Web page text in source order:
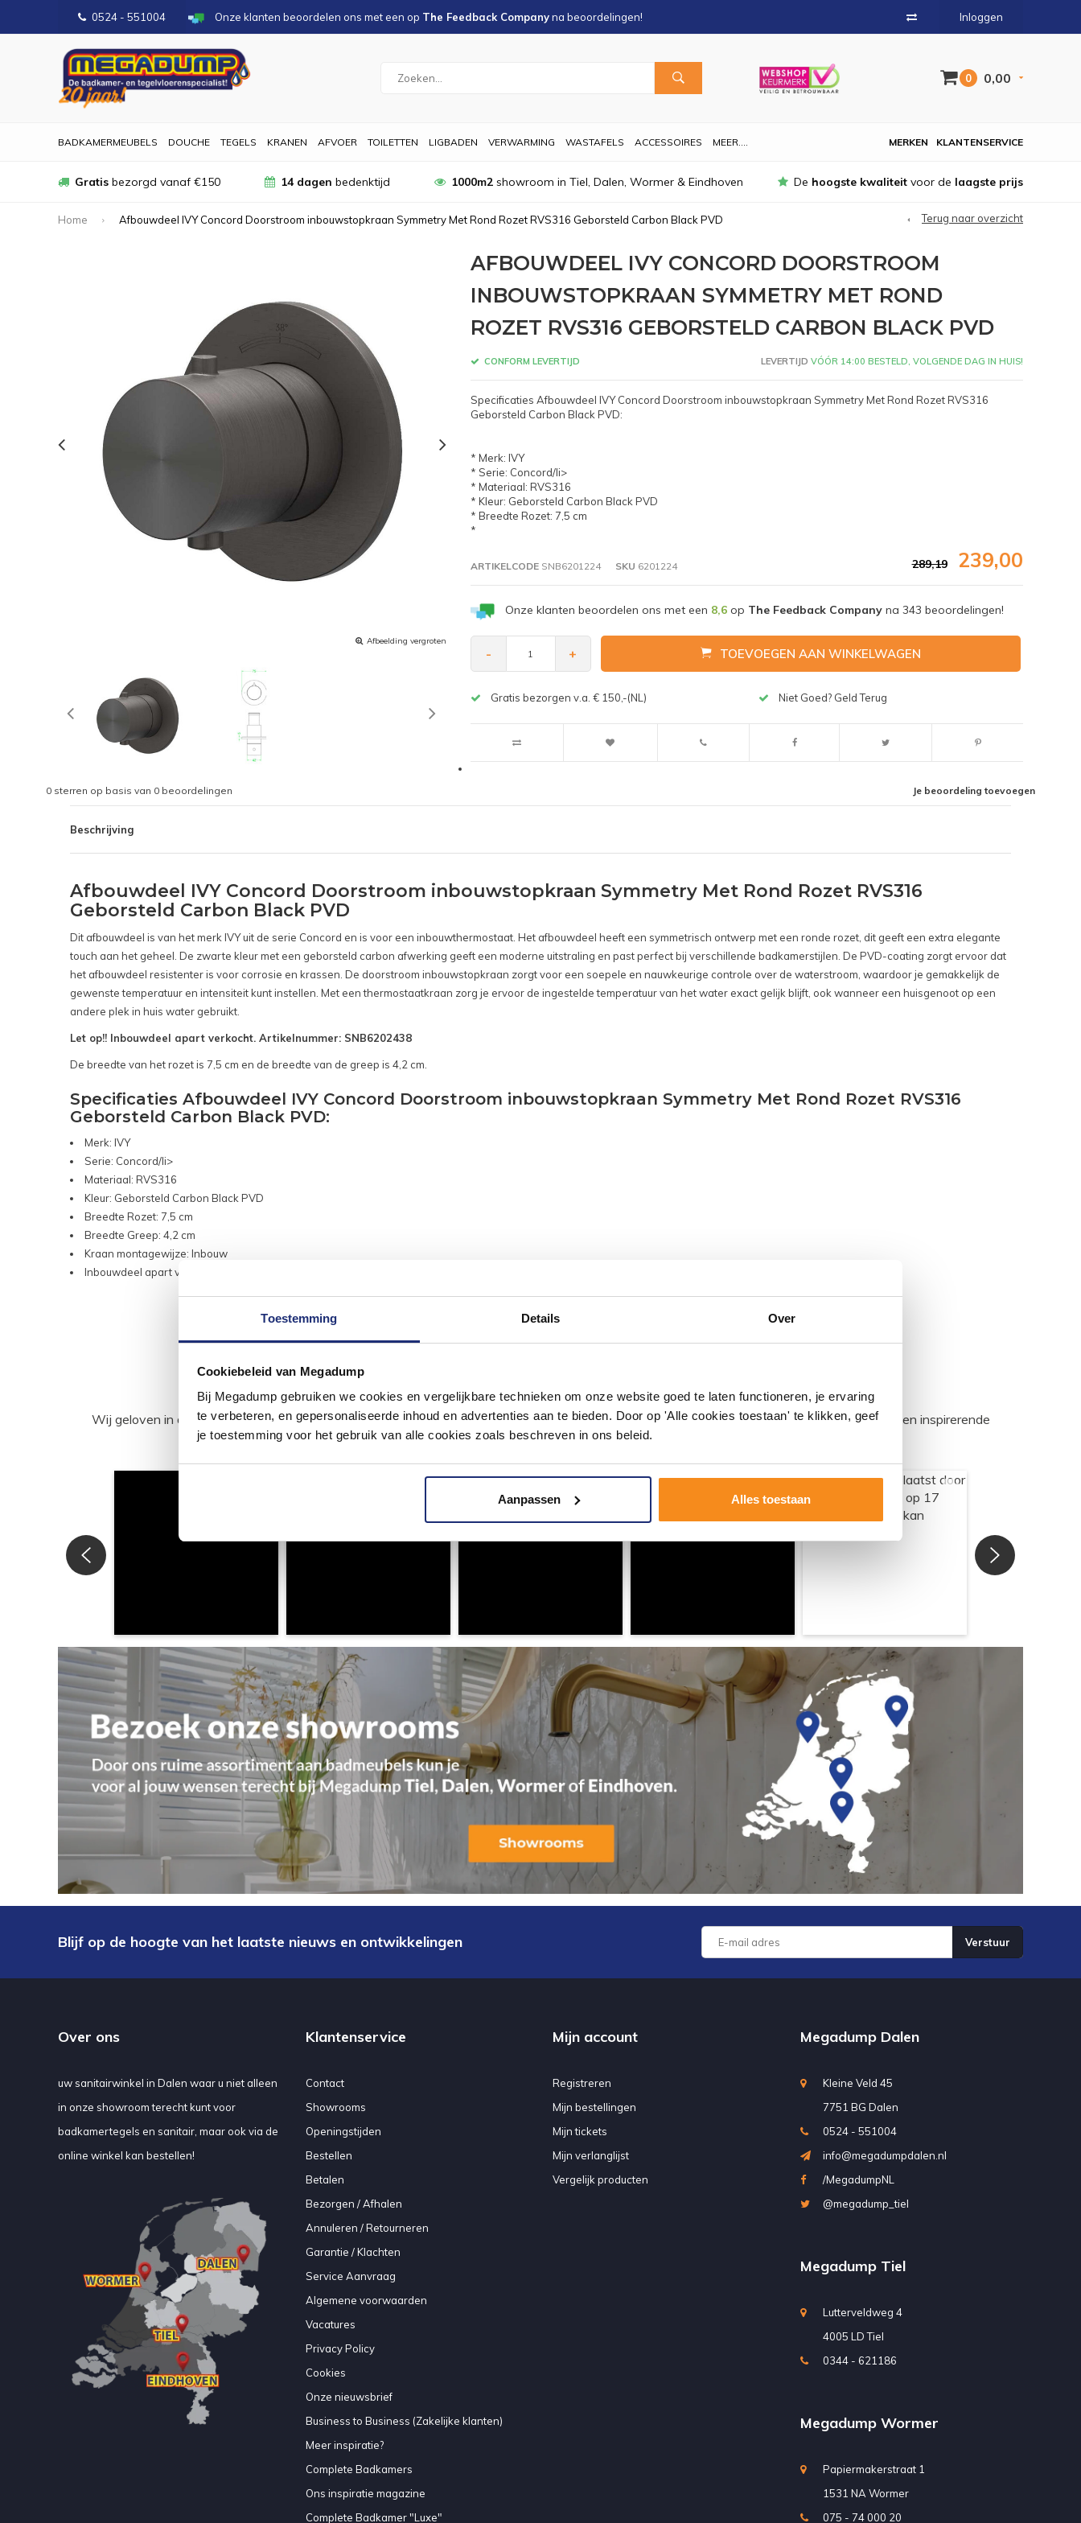
Toestemming Details Over
Cookiebeleid van Megadump
Bij Megadump gebruiken we cookies en vergelijkbare technieken om onze website goed te laten functioneren, je ervaring
te verbeteren, en gepersonaliseerde inhoud en advertenties aan te bieden. Door op 'Alle cookies toestaan' te klikken, geef
je toestemming voor het gebruik van alle cookies zoals beschreven in ons beleid.
Aanpassen Alles toestaan
0524 - 551004 Onze klanten beoordelen ons met een op The Feedback Companyna beoordelingen! Inloggen
0 0,00
BADKAMERMEUBELS DOUCHE TEGELS KRANEN AFVOER TOILETTEN LIGBADEN VERWARMING WASTAFELS ACCESSOIRES MEER.... KLANTENSERVICE
MERKEN
Gratis bezorgd vanaf €150 14 dagen bedenktijd 1000m2showroom in Tiel, Dalen, Wormer & Eindhoven De hoogste kwaliteit voor de laagste prijs
Home Afbouwdeel IVY Concord Doorstroom inbouwstopkraan Symmetry Met Rond Rozet RVS316 Geborsteld Carbon Black PVD Terug naar overzicht
Afbeelding vergroten
AFBOUWDEEL IVY CONCORD DOORSTROOM
INBOUWSTOPKRAAN SYMMETRY MET ROND
ROZET RVS316 GEBORSTELD CARBON BLACK PVD
CONFORM LEVERTIJD LEVERTIJD VÓÓR 14:00 BESTELD, VOLGENDE DAG IN HUIS!
Specificaties Afbouwdeel IVY Concord Doorstroom inbouwstopkraan Symmetry Met Rond Rozet RVS316
Geborsteld Carbon Black PVD:
* Merk: IVY
* Serie: Concord/li>
* Materiaal: RVS316
* Kleur: Geborsteld Carbon Black PVD
* Breedte Rozet: 7,5 cm
*
ARTIKELCODESNB6201224 SKU 6201224 289,19 239,00
Onze klanten beoordelen ons met een 8,6op The Feedback Companyna 343 beoordelingen!
- + TOEVOEGEN AAN WINKELWAGEN
Gratis bezorgen v.a. € 150,-(NL) Niet Goed? Geld Terug
Je beoordeling toevoegen
0 sterren op basis van 0 beoordelingen
Beschrijving
Afbouwdeel IVY Concord Doorstroom inbouwstopkraan Symmetry Met Rond Rozet RVS316
Geborsteld Carbon Black PVD
Dit afbouwdeel is van het merk IVY uit de serie Concord en is voor een inbouwthermostaat. Het afbouwdeel heeft een symmetrisch ontwerp met een ronde rozet, dit geeft een extra elegante
touch aan het geheel. De zwarte kleur met een geborsteld carbon afwerking geeft een moderne uitstraling en past perfect bij verschillende badkamerstijlen. De PVD-coating zorgt ervoor dat
het afbouwdeel resistenter is voor corrosie en krassen. De doorstroom inbouwstopkraan zorgt voor een soepele en nauwkeurige controle over de waterstroom, waardoor je gemakkelijk de
gewenste temperatuur en intensiteit kunt instellen. Met een thermostaatkraan zorg je ervoor de ingestelde temperatuur van het water exact gelijk blijft, ook wanneer een huisgenoot op een
andere plek in huis water gebruikt.
Let op!! Inbouwdeel apart verkocht. Artikelnummer: SNB6202438
De breedte van het rozet is 7,5 cm en de breedte van de greep is 4,2 cm.
Specificaties Afbouwdeel IVY Concord Doorstroom inbouwstopkraan Symmetry Met Rond Rozet RVS316
Geborsteld Carbon Black PVD:
Merk: IVY
Serie: Concord/li>
Materiaal: RVS316
Kleur: Geborsteld Carbon Black PVD
Breedte Rozet: 7,5 cm
Breedte Greep: 4,2 cm
Kraan montagewijze: Inbouw
Inbouwdeel apart verkocht
#mijndroombadkamer
Wij geloven in de kracht van delen. Deel jouw badkamer op Instagram met #mijndroombadkamer en tag @megadumpnl. Samen bouwen we een inspirerende
omgeving vol met unieke badkamerstijlen. Doe je mee?
Blijf op de hoogte van het laatste nieuws en ontwikkelingen Verstuur
Over ons
uw sanitairwinkel in Dalen waar u niet alleen
in onze showroom terecht kunt voor
badkamertegels en sanitair, maar ook via de
online winkel kan bestellen!
Klantenservice
Contact
Showrooms
Openingstijden
Bestellen
Betalen
Bezorgen / Afhalen
Annuleren / Retourneren
Garantie / Klachten
Service Aanvraag
Algemene voorwaarden
Vacatures
Privacy Policy
Cookies
Onze nieuwsbrief
Business to Business (Zakelijke klanten)
Meer inspiratie?
Complete Badkamers
Ons inspiratie magazine
Complete Badkamer "Luxe"
Mijn account
Registreren
Mijn bestellingen
Mijn tickets
Mijn verlanglijst
Vergelijk producten
Megadump Dalen
Kleine Veld 45
7751 BG Dalen
0524 - 551004
info@megadumpdalen.nl
/MegadumpNL
@megadump_tiel
Megadump Tiel
Lutterveldweg 4
4005 LD Tiel
0344 - 621186
Megadump Wormer
Papiermakerstraat 1
1531 NA Wormer
075 - 74 000 20